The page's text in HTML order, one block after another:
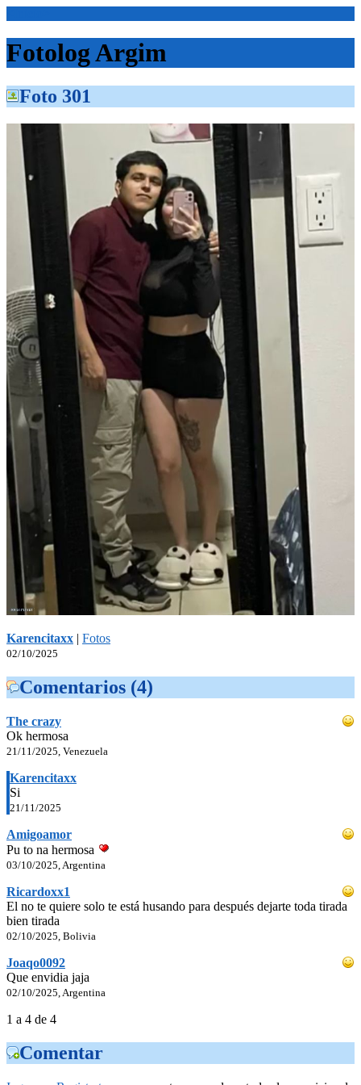
Fotolog Argim
Foto 301
Karencitaxx | Fotos
02/10/2025
Comentarios (4)
The crazy
Ok hermosa
21/11/2025, Venezuela
Karencitaxx
Si
21/11/2025
Amigoamor
Pu to na hermosa
03/10/2025, Argentina
Ricardoxx1
El no te quiere solo te está husando para después dejarte toda tirada
bien tirada
02/10/2025, Bolivia
Joaqo0092
Que envidia jaja
02/10/2025, Argentina
1 a 4 de 4
Comentar